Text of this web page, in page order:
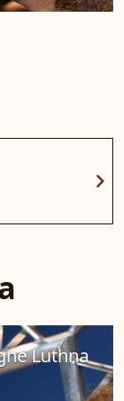
chevron_right
Luthna